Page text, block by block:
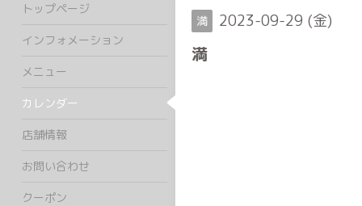
満 2023-09-29 (金)
満
トップページ
インフォメーション
メニュー
カレンダー
店舗情報
お問い合わせ
クーポン